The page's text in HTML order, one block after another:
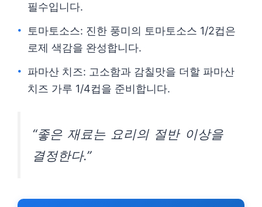
필수입니다.
토마토소스: 진한 풍미의 토마토소스 1/2컵은
로제 색감을 완성합니다.
파마산 치즈: 고소함과 감칠맛을 더할 파마산
치즈 가루 1/4컵을 준비합니다.
“좋은 재료는 요리의 절반 이상을
결정한다.”